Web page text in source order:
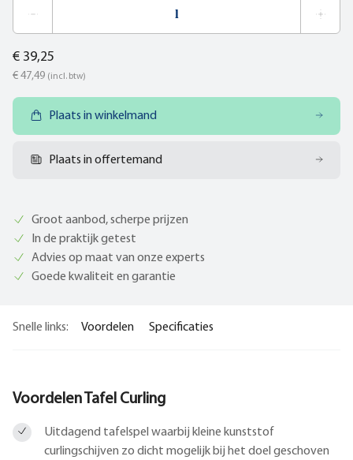
€ 39,25
€ 47,49 (incl. btw)
Plaats in winkelmand
Plaats in offertemand
Groot aanbod, scherpe prijzen
In de praktijk getest
Advies op maat van onze experts
Goede kwaliteit en garantie
Snelle links: Voordelen Specificaties
Voordelen Tafel Curling
Uitdagend tafelspel waarbij kleine kunststof
curlingschijven zo dicht mogelijk bij het doel geschoven